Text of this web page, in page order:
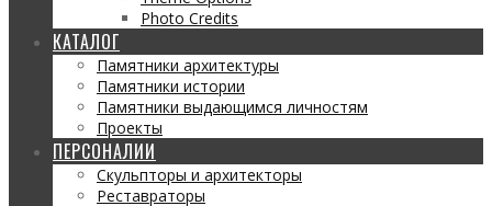
Photo Credits
КАТАЛОГ
Памятники архитектуры
Памятники истории
Памятники выдающимся личностям
Проекты
ПЕРСОНАЛИИ
Скульпторы и архитекторы
Реставраторы